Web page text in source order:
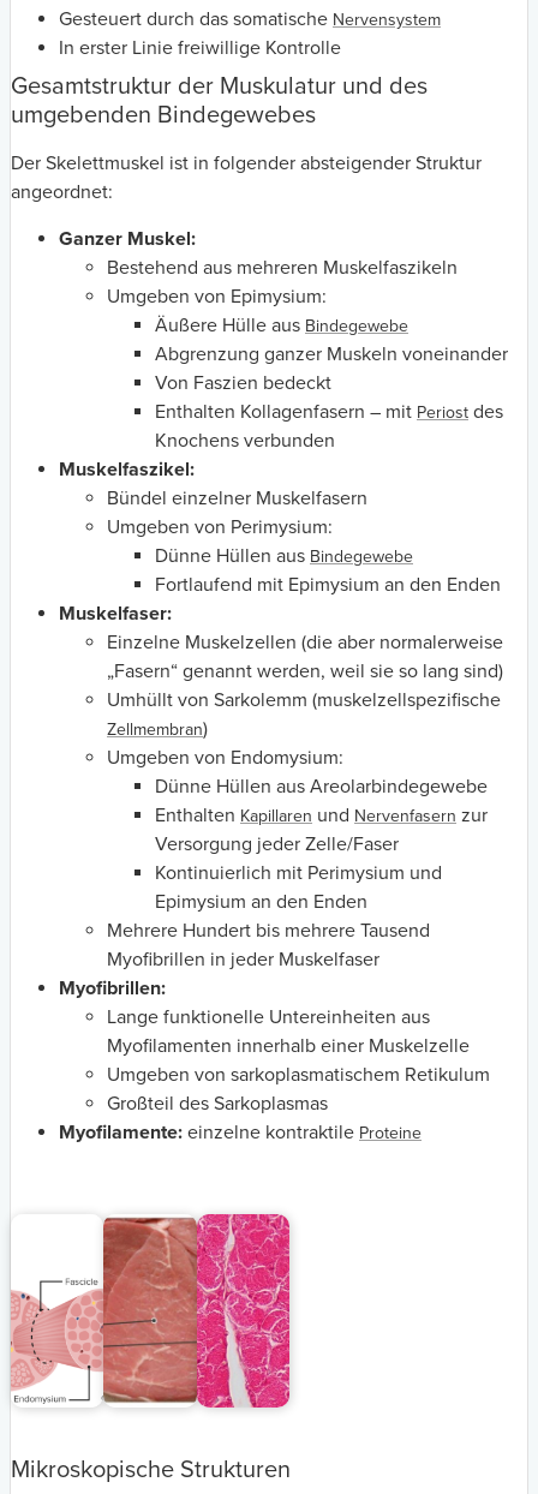
Gesteuert durch das somatische Nervensystem
In erster Linie freiwillige Kontrolle
Gesamtstruktur der Muskulatur und des
umgebenden Bindegewebes
Der Skelettmuskel ist in folgender absteigender Struktur
angeordnet:
Ganzer Muskel:
Bestehend aus mehreren Muskelfaszikeln
Umgeben von Epimysium:
Äußere Hülle aus Bindegewebe
Abgrenzung ganzer Muskeln voneinander
Von Faszien bedeckt
Enthalten Kollagenfasern – mit Periost des
Knochens verbunden
Muskelfaszikel:
Bündel einzelner Muskelfasern
Umgeben von Perimysium:
Dünne Hüllen aus Bindegewebe
Fortlaufend mit Epimysium an den Enden
Muskelfaser:
Einzelne Muskelzellen (die aber normalerweise
„Fasern“ genannt werden, weil sie so lang sind)
Umhüllt von Sarkolemm (muskelzellspezifische
Zellmembran)
Umgeben von Endomysium:
Dünne Hüllen aus Areolarbindegewebe
Enthalten Kapillaren und Nervenfasern zur
Versorgung jeder Zelle/Faser
Kontinuierlich mit Perimysium und
Epimysium an den Enden
Mehrere Hundert bis mehrere Tausend
Myofibrillen in jeder Muskelfaser
Myofibrillen:
Lange funktionelle Untereinheiten aus
Myofilamenten innerhalb einer Muskelzelle
Umgeben von sarkoplasmatischem Retikulum
Großteil des Sarkoplasmas
Myofilamente: einzelne kontraktile Proteine
Mikroskopische Strukturen